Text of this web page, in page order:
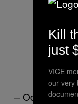
– Odluka
Kill
just
VICE
our very